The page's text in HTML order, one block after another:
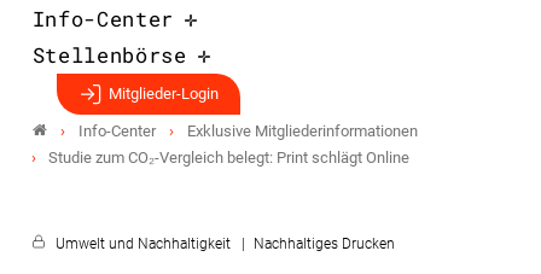
Info-Center
Stellenbörse
Mitglieder-Login
Info-Center
Exklusive Mitgliederinformationen
Studie zum CO₂-Vergleich belegt: Print schlägt Online
Umwelt und Nachhaltigkeit Nachhaltiges Drucken